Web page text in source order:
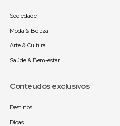
Sociedade
Moda & Beleza
Arte & Cultura
Saúde & Bem-estar
Conteúdos exclusivos
Destinos
Dicas